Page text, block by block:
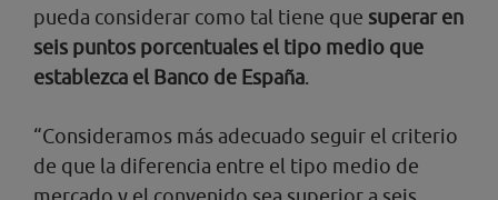
pueda considerar como tal tiene que superar en
seis puntos porcentuales el tipo medio que
establezca el Banco de España.
“Consideramos más adecuado seguir el criterio
de que la diferencia entre el tipo medio de